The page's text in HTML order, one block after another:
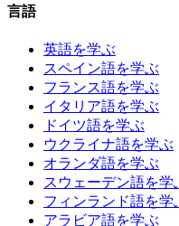
言語
英語を学ぶ
スペイン語を学ぶ
フランス語を学ぶ
イタリア語を学ぶ
ドイツ語を学ぶ
ウクライナ語を学ぶ
オランダ語を学ぶ
スウェーデン語を学
フィンランド語を学
アラビア語を学ぶ